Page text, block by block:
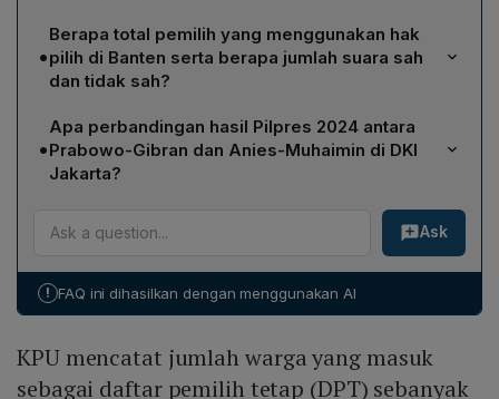
Pasangan Prabowo Subianto-Gibran Rakabuming Raka
meraih 4.035.052 suara di Provinsi Banten.
•
Berapa total pemilih yang menggunakan hak
pilih di Banten serta berapa jumlah suara sah
dan tidak sah?
Total pemilih yang menggunakan hak pilih di Banten
mencapai 7.422.507 orang. Dari jumlah tersebut, suara
sah berjumlah 7.206.710 suara, sedangkan suara tidak
•
Apa perbandingan hasil Pilpres 2024 antara
Prabowo-Gibran dan Anies-Muhaimin di DKI
Jakarta?
Di DKI Jakarta, Prabowo Subianto-Gibran Rakabuming
memperoleh 2.692.011 suara, sementara Anies
Baswedan-Muhaimin Iskandar memperoleh 2.653.762
Ask
! FAQ ini dihasilkan dengan menggunakan AI
KPU mencatat jumlah warga yang masuk
sebagai daftar pemilih tetap (DPT) sebanyak